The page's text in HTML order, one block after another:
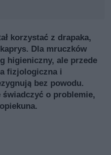
korzystać z drapaka,
Dla mruczków
higieniczny, ale przede
fizjologiczna i
bez powodu.
świadczyć o problemie,